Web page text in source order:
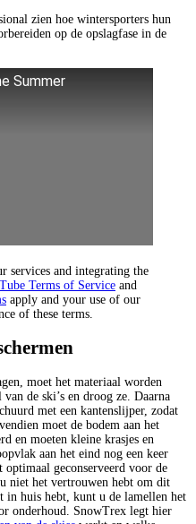
zien hoe wintersporters hun
op de opslagfase in de
Summer
services and integrating the
Terms of Service and
apply and your use of our
of these terms.
moet het materiaal worden
de ski’s en droog ze. Daarna
met een kantenslijper, zodat
moet de bodem aan het
en moeten kleine krasjes en
aan het eind nog een keer
geconserveerd voor de
niet het vertrouwen hebt om dit
in huis hebt, kunt u de lamellen het
onderhoud. SnowTrex legt hier